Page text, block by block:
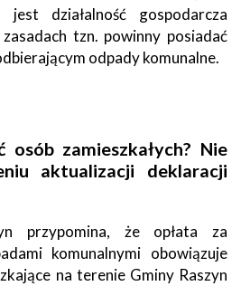
działalność gospodarcza
tzn. powinny posiadać
odpady komunalne.
osób zamieszkałych? Nie
aktualizacji deklaracji
przypomina, że opłata za
komunalnymi obowiązuje
na terenie Gminy Raszyn